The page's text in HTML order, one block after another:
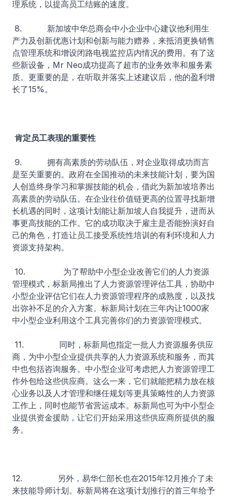
理系统，以提高员工结账的速度。
​8. 新加坡中华总商会中小企业中心建议他利用生
产力及创新优惠计划和创新与能力赠券，来抵消更换销售
点管理系统和增设闭路电视监控店内情况的费用。有了这
些新设备，Mr Neo成功提高了超市的业务效率和服务素
质。更重要的是，在听取并落实上述建议后，他的盈利增
长了15%。
肯定员工表现的重要性
9. 拥有高素质的劳动队伍，对企业取得成功而言
是至关重要的。政府在全国推动的未来技能计划，要为国
人创造终身学习和掌握技能的机会，借此为新加坡培养出
高素质的劳动队伍。在企业往价值链更高的位置寻找新增
长机遇的同时，这项计划能让新加坡人自我提升，进而从
事更高技能的工作。它的成功取决于雇主是否能扮演好自
己的角色，打造让员工接受系统性培训的有利环境和人力
资源支持架构。
10. 为了帮助中小型企业改善它们的人力资源
管理模式，标新局推出了人力资源管理评估工具，协助中
小型企业评估它们在人力资源管理程序的成熟度，以及找
出弥补不足的介入方案。标新局计划在三年内让1000家
中小型企业利用这个工具​完善你们的力资源管理模式。
11. 同时，标新局也指定一批人力资源服务供应
商，为中小型企业提供共享的人力资源系统和服务，而其
中也包括咨询服务。中小型企业可考虑把人力资源管理工
作外包给这些供应商。这么一来，它们就能把精力放在核
心业务以及人才管理和继任规划等更具策略性的人力资源
工作上，同时也能节省营运成本。标新局也可为中小型企
业提供资金援助，让它们开始采用这些供应商所提供的服
务。
12. 另外，易华仁部长也在2015年12月推介了未
来技能导师计划。标新局将在这项计划推行的首三年给予